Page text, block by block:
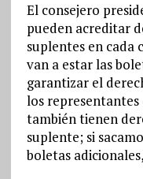
El consejero
pueden acreditar
suplentes en cada
van a estar las
garantizar el
los representantes
también tienen
suplente; si
boletas